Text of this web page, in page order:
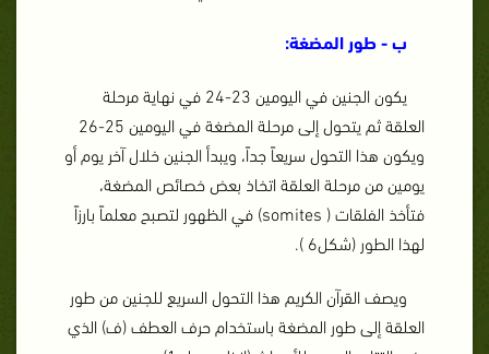
ب - طور المضغة:
يكون الجنين في اليومين 23-24 في نهاية مرحلة
العلقة ثم يتحول إلى مرحلة المضغة في اليومين 25-26
ويكون هذا التحول سريعاً جداً، ويبدأ الجنين خلال آخر يوم أو
يومين من مرحلة العلقة اتخاذ بعض خصائص المضغة،
فتأخذ الفلقات ( somites) في الظهور لتصبح معلماً بارزاً
لهذا الطور (شكل6 ).
ويصف القرآن الكريم هذا التحول السريع للجنين من طور
العلقة إلى طور المضغة باستخدام حرف العطف (ف) الذي